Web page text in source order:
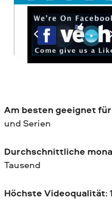
Am besten geeignet
und Serien
Durchschnittliche
Tausend
Höchste Videoqualität: